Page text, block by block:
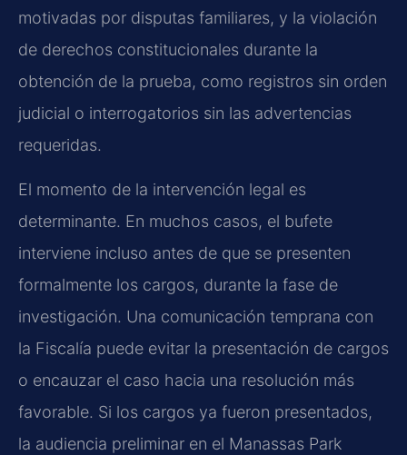
motivadas por disputas familiares, y la violación
de derechos constitucionales durante la
obtención de la prueba, como registros sin orden
judicial o interrogatorios sin las advertencias
requeridas.
El momento de la intervención legal es
determinante. En muchos casos, el bufete
interviene incluso antes de que se presenten
formalmente los cargos, durante la fase de
investigación. Una comunicación temprana con
la Fiscalía puede evitar la presentación de cargos
o encauzar el caso hacia una resolución más
favorable. Si los cargos ya fueron presentados,
la audiencia preliminar en el Manassas Park